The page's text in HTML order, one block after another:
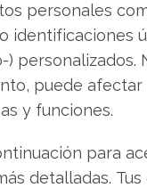
personales
identificaciones
)
puede
y funciones.
para
detalladas.
de los
de dólares,
datos avanzó un
prevé unos
del 46%
torno al 56%, y
que el año